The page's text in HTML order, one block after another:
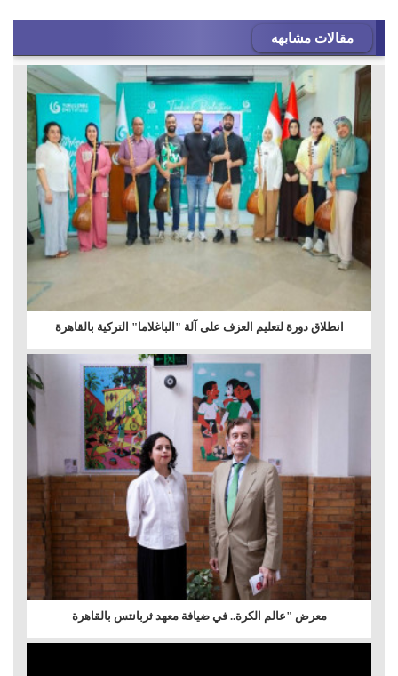
مقالات مشابهه
انطلاق دورة لتعليم العزف على آلة "الباغلاما" التركية بالقاهرة
معرض "عالم الكرة.. في ضيافة معهد ثربانتس بالقاهرة